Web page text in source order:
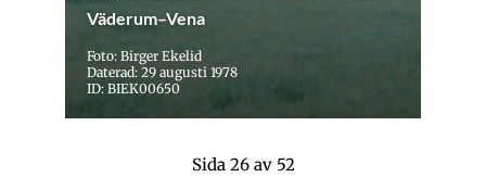
Väderum–Vena
Foto: Birger Ekelid
Daterad: 29 augusti 1978
ID: BIEK00650
Sida 26 av 52